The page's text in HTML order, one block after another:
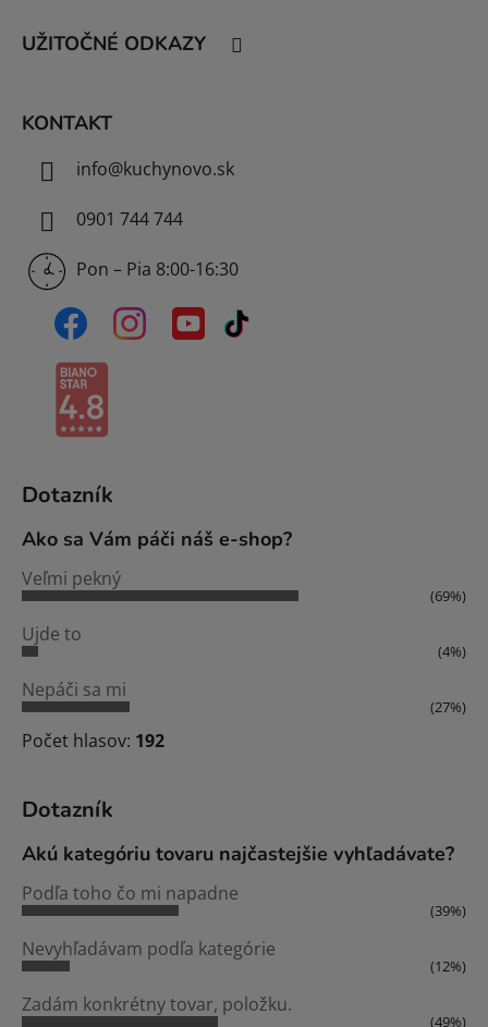
UŽITOČNÉ ODKAZY
KONTAKT
info@kuchynovo.sk
0901 744 744
Pon – Pia 8:00-16:30
Dotazník
Ako sa Vám páči náš e-shop?
Veľmi pekný
(69%)
Ujde to
(4%)
Nepáči sa mi
(27%)
Počet hlasov: 192
Dotazník
Akú kategóriu tovaru najčastejšie vyhľadávate?
Podľa toho čo mi napadne
(39%)
Nevyhľadávam podľa kategórie
(12%)
Zadám konkrétny tovar, položku.
(49%)